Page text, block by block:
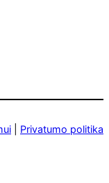
Privatumo politika